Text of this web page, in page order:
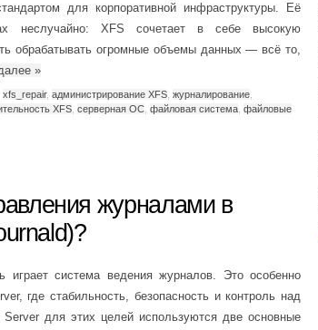
для корпоративной инфраструктуры. Её
неслучайно: XFS сочетает в себе высокую
обрабатывать огромные объемы данных — всё то,
»
xfs_repair, администрирование XFS журналирование
XFS серверная ОС файловая система файловые
журналами в
система ведения журналов. Это особенно
где стабильность, безопасность и контроль над
для этих целей используются две основные